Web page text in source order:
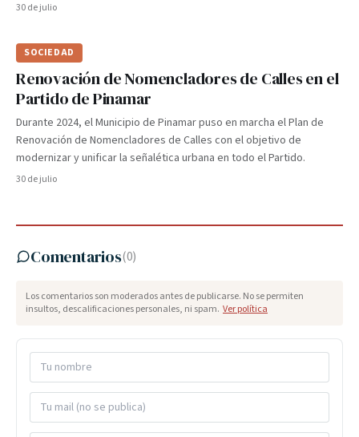
30 de julio
SOCIEDAD
Renovación de Nomencladores de Calles en el
Partido de Pinamar
Durante 2024, el Municipio de Pinamar puso en marcha el Plan de
Renovación de Nomencladores de Calles con el objetivo de
modernizar y unificar la señalética urbana en todo el Partido.
30 de julio
Comentarios(0)
Los comentarios son moderados antes de publicarse. No se permiten
insultos, descalificaciones personales, ni spam. Ver política